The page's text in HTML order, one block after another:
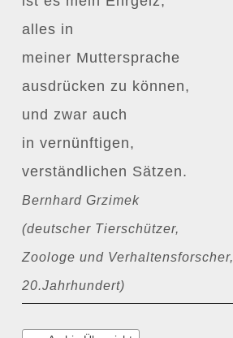
alles in
meiner Muttersprache
ausdrücken zu können,
und zwar auch
in vernünftigen,
verständlichen Sätzen.
Bernhard Grzimek
(deutscher Tierschützer,
Zoologe und Verhaltensforscher,
20.Jahrhundert)